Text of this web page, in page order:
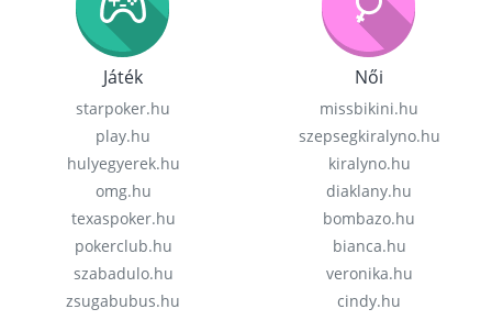
Játék
starpoker.hu
play.hu
hulyegyerek.hu
omg.hu
texaspoker.hu
pokerclub.hu
szabadulo.hu
zsugabubus.hu
Női
missbikini.hu
szepsegkiralyno.hu
kiralyno.hu
diaklany.hu
bombazo.hu
bianca.hu
veronika.hu
cindy.hu